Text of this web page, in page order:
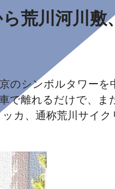
荒川河川敷
のシンボルタワーを
で離れるだけで、ま
カ、通称荒川サイク